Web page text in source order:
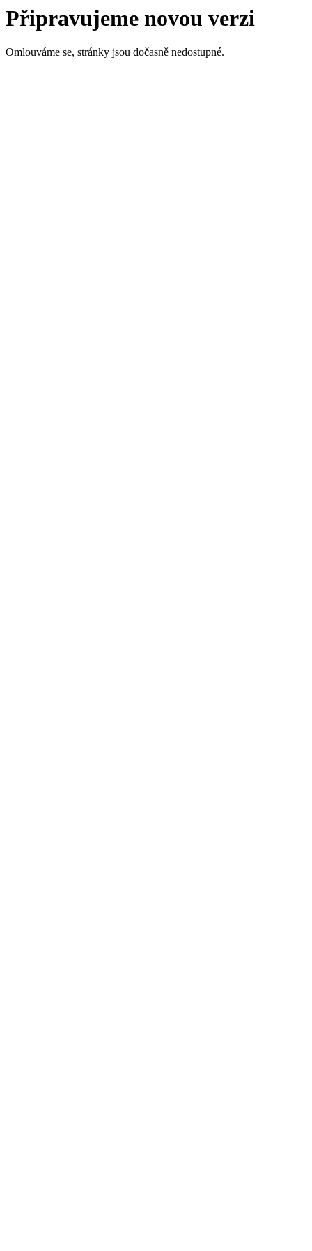
Připravujeme novou verzi
Omlouváme se, stránky jsou dočasně nedostupné.